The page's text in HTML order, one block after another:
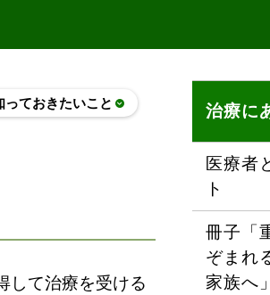
っておきたいこと
して治療を受ける
治療に
医療者
ト
冊子「
ぞまれ
家族へ」